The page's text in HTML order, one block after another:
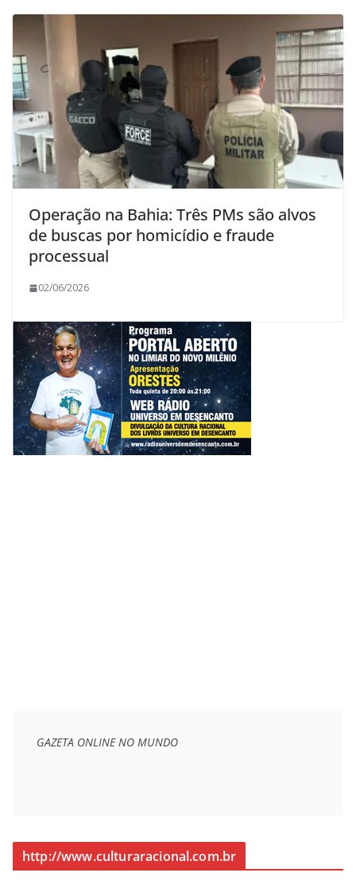
Operação na Bahia: Três PMs são alvos
de buscas por homicídio e fraude
processual
02/06/2026
GAZETA ONLINE NO MUNDO
http://www.culturaracional.com.br